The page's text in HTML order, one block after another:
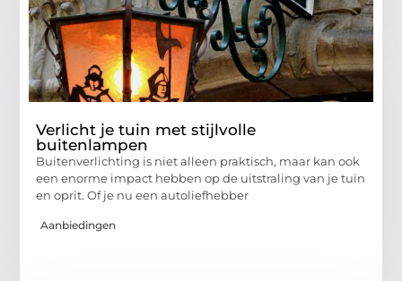
Verlicht je tuin met stijlvolle
buitenlampen
Buitenverlichting is niet alleen praktisch, maar kan ook
een enorme impact hebben op de uitstraling van je tuin
en oprit. Of je nu een autoliefhebber
Aanbiedingen